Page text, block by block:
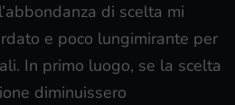
di scelta mi
e poco lungimirante per
In primo luogo, se la scelta
diminuissero